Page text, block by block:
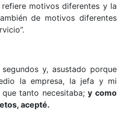
motivos diferentes y la
de motivos diferentes
y, asustado porque
la empresa, la jefa y mi
tanto necesitaba; y como
acepté.